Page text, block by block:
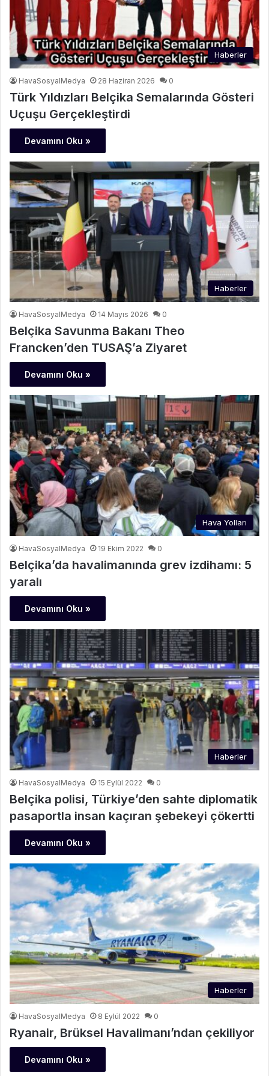
Haberler
HavaSosyalMedya 28 Haziran 2026 0
Türk Yıldızları Belçika Semalarında Gösteri
Uçuşu Gerçekleştirdi
Devamını Oku »
Haberler
HavaSosyalMedya 14 Mayıs 2026 0
Belçika Savunma Bakanı Theo
Francken’den TUSAŞ’a Ziyaret
Devamını Oku »
Hava Yolları
HavaSosyalMedya 19 Ekim 2022 0
Belçika’da havalimanında grev izdihamı: 5
yaralı
Devamını Oku »
Haberler
HavaSosyalMedya 15 Eylül 2022 0
Belçika polisi, Türkiye’den sahte diplomatik
pasaportla insan kaçıran şebekeyi çökertti
Devamını Oku »
Haberler
HavaSosyalMedya 8 Eylül 2022 0
Ryanair, Brüksel Havalimanı’ndan çekiliyor
Devamını Oku »